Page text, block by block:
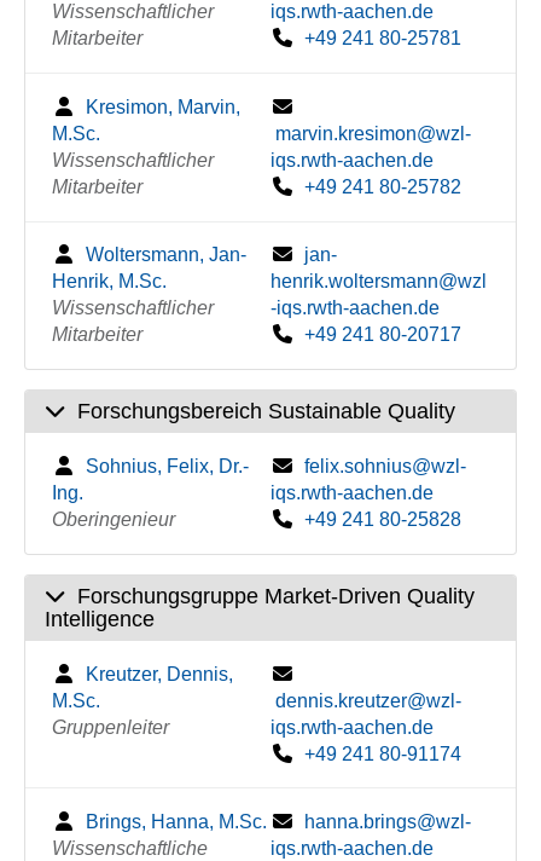
Wissenschaftlicher
Mitarbeiter
iqs.rwth-aachen.de
+49 241 80-25781
Kresimon, Marvin,
M.Sc.
Wissenschaftlicher
Mitarbeiter
marvin.kresimon@wzl-
iqs.rwth-aachen.de
+49 241 80-25782
Woltersmann, Jan-
Henrik, M.Sc.
Wissenschaftlicher
Mitarbeiter
jan-
henrik.woltersmann@wzl
-iqs.rwth-aachen.de
+49 241 80-20717
Forschungsbereich Sustainable Quality
Sohnius, Felix, Dr.-
Ing.
Oberingenieur
felix.sohnius@wzl-
iqs.rwth-aachen.de
+49 241 80-25828
Forschungsgruppe Market-Driven Quality
Intelligence
Kreutzer, Dennis,
M.Sc.
Gruppenleiter
dennis.kreutzer@wzl-
iqs.rwth-aachen.de
+49 241 80-91174
Brings, Hanna, M.Sc.
Wissenschaftliche
hanna.brings@wzl-
iqs.rwth-aachen.de